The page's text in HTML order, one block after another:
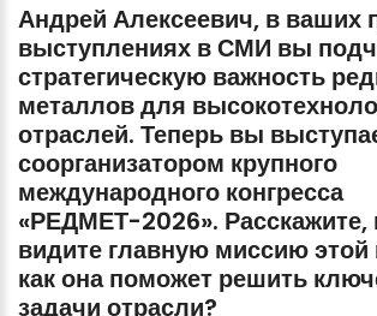
Андрей Алексеевич, в ваших
выступлениях вСМИ вы
стратегическую важность
металловдля
отраслей. Теперь вы
соорганизатором крупного
международного конгресса
«РЕДМЕТ-2026». Расскажите,
видите главную миссиюэтой
какона поможет решить
задачи отрасли?